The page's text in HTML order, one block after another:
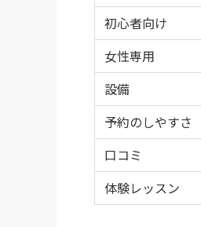
初心者向け
女性専用
設備
予約のしやすさ
口コミ
体験レッスン